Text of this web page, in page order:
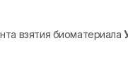
взятия биоматериала